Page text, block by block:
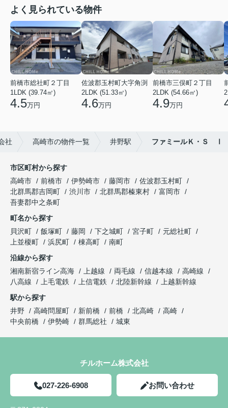
よく見られている物件
前橋市総社町２丁目
1LDK (39.74㎡)
4.5万円
佐波郡玉村町大字角渕
2LDK (51.33㎡)
4.6万円
前橋市三俣町２丁目
2LDK (54.66㎡)
4.9万円
社 高崎市の物件一覧 井野駅 ファミールＫ・Ｓ Ⅰ
市区町村から探す
高崎市
前橋市 伊勢崎市 藤岡市
佐波郡玉村町
北群馬郡吉岡町
渋川市 北群馬郡榛東村
富岡市
吾妻郡中之条町
町名から探す
貝沢町
飯塚町 藤岡 下之城町 宮子町
元総社町
上並榎町
浜尻町 棟高町
南町
沿線から探す
湘南新宿ライン高海
上越線 両毛線 信越本線
高崎線
八高線
上毛電鉄 上信電鉄 北陸新幹線
上越新幹線
駅から探す
井野
高崎問屋町 新前橋 前橋 北高崎
高崎
中央前橋
伊勢崎 群馬総社 城東
チルホーム株式会社
027-226-6908 お問い合わせ